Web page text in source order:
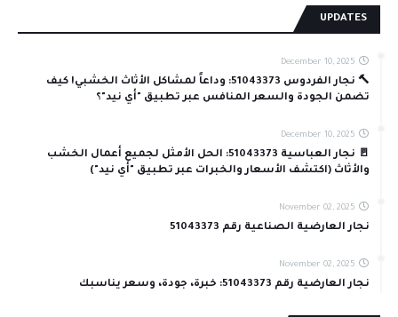
UPDATES
December 10, 2025
🔨 نجار الفردوس 51043373: وداعاً لمشاكل الأثاث الخشبي! كيف
تضمن الجودة والسعر المنافس عبر تطبيق "أي نيد"؟
December 10, 2025
🚪 نجار العباسية 51043373: الحل الأمثل لجميع أعمال الخشب
والأثاث (اكتشف الأسعار والخبرات عبر تطبيق "أي نيد")
November 02, 2025
نجار العارضية الصناعية رقم 51043373
November 02, 2025
نجار العارضية رقم 51043373: خبرة، جودة، وسعر يناسبك